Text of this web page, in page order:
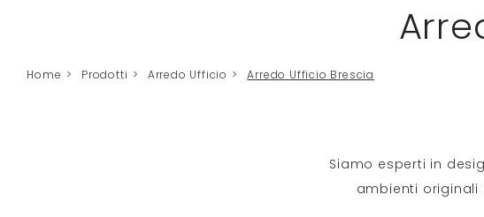
Home > Prodotti > Arredo Ufficio > Arredo Ufficio Brescia
Siamo esperti in
ambienti originali